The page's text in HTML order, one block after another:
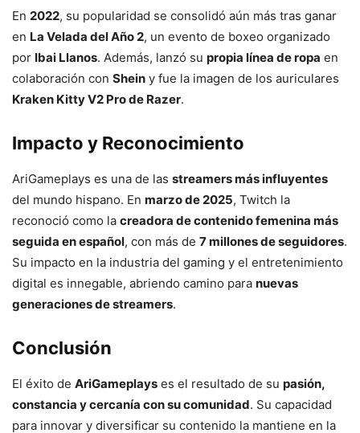
En 2022, su popularidad se consolidó aún más tras ganar
en La Velada del Año 2, un evento de boxeo organizado
por Ibai Llanos. Además, lanzó su propia línea de ropa en
colaboración con Shein y fue la imagen de los auriculares
Kraken Kitty V2 Pro de Razer.
Impacto y Reconocimiento
AriGameplays es una de las streamers más influyentes
del mundo hispano. En marzo de 2025, Twitch la
reconoció como la creadora de contenido femenina más
seguida en español, con más de 7 millones de seguidores.
Su impacto en la industria del gaming y el entretenimiento
digital es innegable, abriendo camino para nuevas
generaciones de streamers.
Conclusión
El éxito de AriGameplays es el resultado de su pasión,
constancia y cercanía con su comunidad. Su capacidad
para innovar y diversificar su contenido la mantiene en la